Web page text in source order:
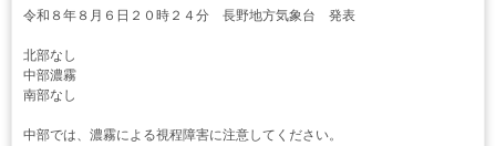
令和８年８月６日２０時２４分 長野地方気象台 発表
北部なし
中部濃霧
南部なし
中部では、濃霧による視程障害に注意してください。